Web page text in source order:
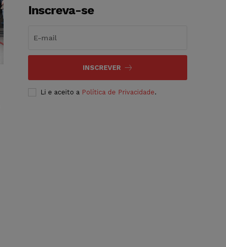
Inscreva-se
INSCREVER
Li e aceito a Política de Privacidade.